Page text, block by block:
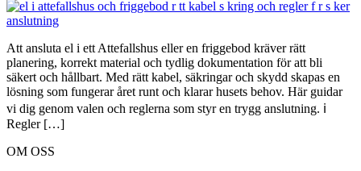
Att ansluta el i ett Attefallshus eller en friggebod kräver rätt
planering, korrekt material och tydlig dokumentation för att bli
säkert och hållbart. Med rätt kabel, säkringar och skydd skapas en
lösning som fungerar året runt och klarar husets behov. Här guidar
vi dig genom valen och reglerna som styr en trygg anslutning. ℹ️
Regler […]
OM OSS